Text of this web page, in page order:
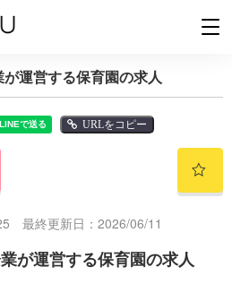
が運営する保育園の求人
URLをコピー
最終更新日：2026/06/11
が運営する保育園の求人